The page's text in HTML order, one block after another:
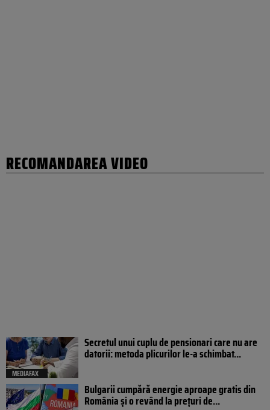
RECOMANDAREA VIDEO
MEDIAFAX
Secretul unui cuplu de pensionari care nu are
datorii: metoda plicurilor le-a schimbat...
Bulgarii cumpără energie aproape gratis din
România și o revând la prețuri de...